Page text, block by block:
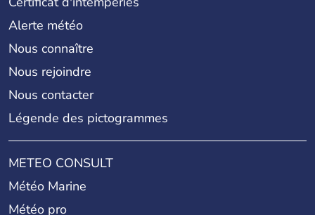
Alerte météo
Nous connaître
Nous rejoindre
Nous contacter
Légende des pictogrammes
METEO CONSULT
Météo Marine
Météo pro